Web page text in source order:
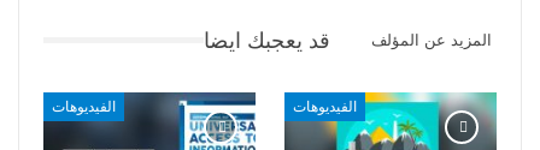
قد يعجبك ايضا المزيد عن المؤلف
الفيديوهات الفيديوهات